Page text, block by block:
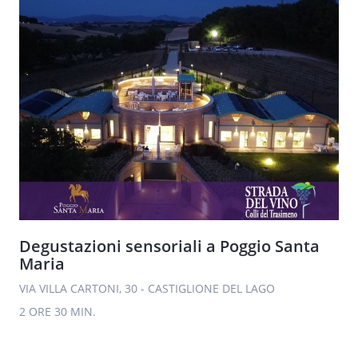
Degustazioni sensoriali a Poggio Santa
Maria
VIA VILLA CARTONI, 30 - CASTIGLIONE DEL LAGO
2 ORE 30 MIN.